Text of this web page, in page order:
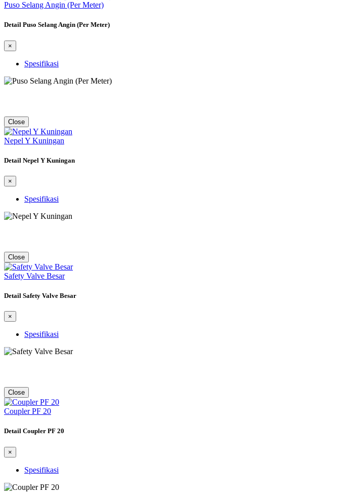
Puso Selang Angin (Per Meter)
Detail Puso Selang Angin (Per Meter)
×
Spesifikasi
Close
Nepel Y Kuningan
Detail Nepel Y Kuningan
×
Spesifikasi
Close
Safety Valve Besar
Detail Safety Valve Besar
×
Spesifikasi
Close
Coupler PF 20
Detail Coupler PF 20
×
Spesifikasi